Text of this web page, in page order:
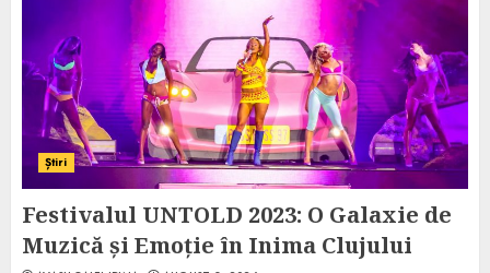
Știri
Festivalul UNTOLD 2023: O Galaxie de
Muzică și Emoție în Inima Clujului